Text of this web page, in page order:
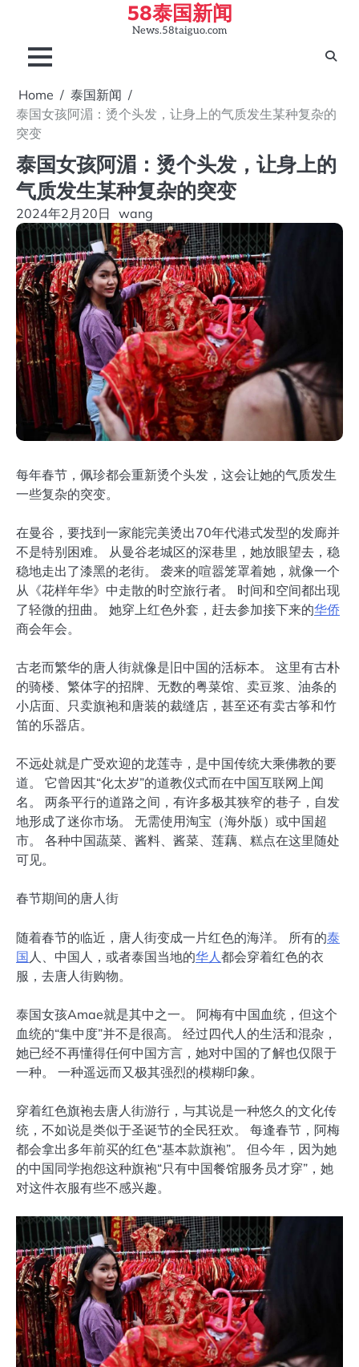
content
58泰国新闻
News.58taiguo.com
Home
泰国新闻
泰国女孩阿湄：烫个头发，让身上的气质发生某种复杂的
突变
泰国女孩阿湄：烫个头发，让身上的
气质发生某种复杂的突变
2024年2月20日 wang
每年春节，佩珍都会重新烫个头发，这会让她的气质发生
一些复杂的突变。
在曼谷，要找到一家能完美烫出70年代港式发型的发廊并
不是特别困难。 从曼谷老城区的深巷里，她放眼望去，稳
稳地走出了漆黑的老街。 袭来的喧嚣笼罩着她，就像一个
从《花样年华》中走散的时空旅行者。 时间和空间都出现
了轻微的扭曲。 她穿上红色外套，赶去参加接下来的华侨
商会年会。
古老而繁华的唐人街就像是旧中国的活标本。 这里有古朴
的骑楼、繁体字的招牌、无数的粤菜馆、卖豆浆、油条的
小店面、只卖旗袍和唐装的裁缝店，甚至还有卖古筝和竹
笛的乐器店。
不远处就是广受欢迎的龙莲寺，是中国传统大乘佛教的要
道。 它曾因其“化太岁”的道教仪式而在中国互联网上闻
名。 两条平行的道路之间，有许多极其狭窄的巷子，自发
地形成了迷你市场。 无需使用淘宝（海外版）或中国超
市。 各种中国蔬菜、酱料、酱菜、莲藕、糕点在这里随处
可见。
春节期间的唐人街
随着春节的临近，唐人街变成一片红色的海洋。 所有的泰
国 人、中国人，或者泰国当地的华人 都会穿着红色的衣
服，去唐人街购物。
泰国女孩Amae就是其中之一。 阿梅有中国血统，但这个
血统的“集中度”并不是很高。 经过四代人的生活和混杂，
她已经不再懂得任何中国方言，她对中国的了解也仅限于
一种。 一种遥远而又极其强烈的模糊印象。
穿着红色旗袍去唐人街游行，与其说是一种悠久的文化传
统，不如说是类似于圣诞节的全民狂欢。 每逢春节，阿梅
都会拿出多年前买的红色“基本款旗袍”。 但今年，因为她
的中国同学抱怨这种旗袍“只有中国餐馆服务员才穿”，她
对这件衣服有些不感兴趣。